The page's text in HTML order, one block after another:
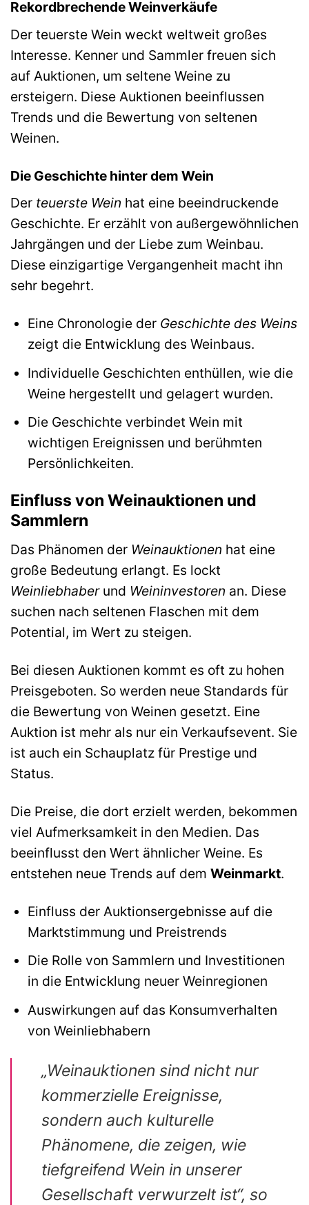
Rekordbrechende Weinverkäufe
Der teuerste Wein weckt weltweit großes
Interesse. Kenner und Sammler freuen sich
auf Auktionen, um seltene Weine zu
ersteigern. Diese Auktionen beeinflussen
Trends und die Bewertung von seltenen
Weinen.
Die Geschichte hinter dem Wein
Der teuerste Wein hat eine beeindruckende
Geschichte. Er erzählt von außergewöhnlichen
Jahrgängen und der Liebe zum Weinbau.
Diese einzigartige Vergangenheit macht ihn
sehr begehrt.
Eine Chronologie der Geschichte des Weins
zeigt die Entwicklung des Weinbaus.
Individuelle Geschichten enthüllen, wie die
Weine hergestellt und gelagert wurden.
Die Geschichte verbindet Wein mit
wichtigen Ereignissen und berühmten
Persönlichkeiten.
Einfluss von Weinauktionen und
Sammlern
Das Phänomen der Weinauktionen hat eine
große Bedeutung erlangt. Es lockt
Weinliebhaberund Weininvestoren an. Diese
suchen nach seltenen Flaschen mit dem
Potential, im Wert zu steigen.
Bei diesen Auktionen kommt es oft zu hohen
Preisgeboten. So werden neue Standards für
die Bewertung von Weinen gesetzt. Eine
Auktion ist mehr als nur ein Verkaufsevent. Sie
ist auch ein Schauplatz für Prestige und
Status.
Die Preise, die dort erzielt werden, bekommen
viel Aufmerksamkeit in den Medien. Das
beeinflusst den Wert ähnlicher Weine. Es
entstehen neue Trends auf dem Weinmarkt.
Einfluss der Auktionsergebnisse auf die
Marktstimmung und Preistrends
Die Rolle von Sammlern und Investitionen
in die Entwicklung neuer Weinregionen
Auswirkungen auf das Konsumverhalten
von Weinliebhabern
„Weinauktionen sind nicht nur
kommerzielle Ereignisse,
sondern auch kulturelle
Phänomene, die zeigen, wie
tiefgreifend Wein in unserer
Gesellschaft verwurzelt ist“, so